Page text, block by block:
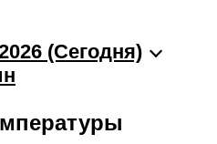
(Cегодня)